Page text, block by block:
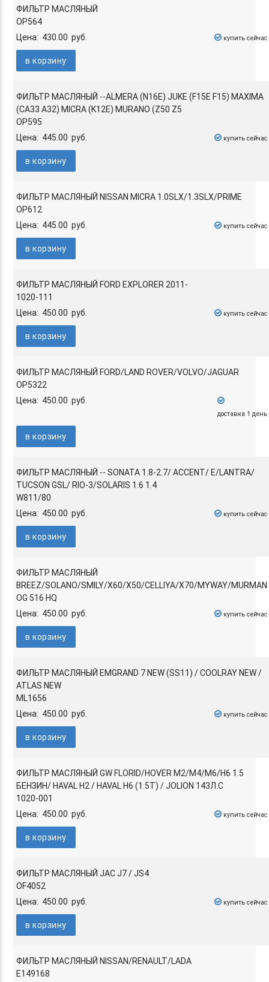
ФИЛЬТР МАСЛЯНЫЙ
OP564
Цена: 430.00 руб.
купить сейчас
в корзину
ФИЛЬТР МАСЛЯНЫЙ --ALMERA (N16E) JUKE (F15E F15) MAXIMA
(CA33 A32) MICRA (K12E) MURANO (Z50 Z5
OP595
Цена: 445.00 руб.
купить сейчас
в корзину
ФИЛЬТР МАСЛЯНЫЙ NISSAN MICRA 1.0SLX/1.3SLX/PRIME
OP612
Цена: 445.00 руб.
купить сейчас
в корзину
ФИЛЬТР МАСЛЯНЫЙ FORD EXPLORER 2011-
1020-111
Цена: 450.00 руб.
купить сейчас
в корзину
ФИЛЬТР МАСЛЯНЫЙ FORD/LAND ROVER/VOLVO/JAGUAR
OP5322
Цена: 450.00 руб.
доставка 1 день
в корзину
ФИЛЬТР МАСЛЯНЫЙ -- SONATA 1.8-2.7/ ACCENT/ E/LANTRA/
TUCSON GSL/ RIO-3/SOLARIS 1.6 1.4
W811/80
Цена: 450.00 руб.
купить сейчас
в корзину
ФИЛЬТР МАСЛЯНЫЙ
BREEZ/SOLANO/SMILY/X60/X50/CELLIYA/X70/MYWAY/MURMAN
OG 516 HQ
Цена: 450.00 руб.
купить сейчас
в корзину
ФИЛЬТР МАСЛЯНЫЙ EMGRAND 7 NEW (SS11) / COOLRAY NEW /
ATLAS NEW
ML1656
Цена: 450.00 руб.
купить сейчас
в корзину
ФИЛЬТР МАСЛЯНЫЙ GW FLORID/HOVER M2/M4/M6/H6 1.5
БЕНЗИН/ HAVAL H2 / HAVAL H6 (1.5T) / JOLION 143Л.С
1020-001
Цена: 450.00 руб.
купить сейчас
в корзину
ФИЛЬТР МАСЛЯНЫЙ JAC J7 / JS4
OF4052
Цена: 450.00 руб.
купить сейчас
в корзину
ФИЛЬТР МАСЛЯНЫЙ NISSAN/RENAULT/LADA
E149168